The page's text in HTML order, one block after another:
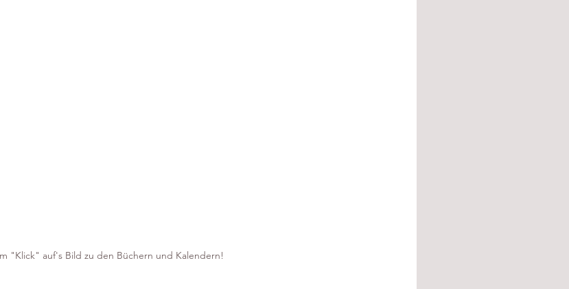
"Klick" auf's Bild zu den Büchern und Kalendern!